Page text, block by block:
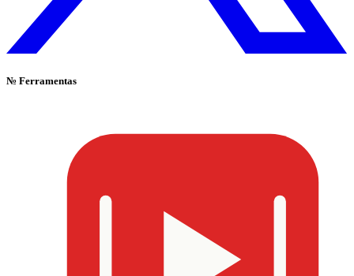
№ Ferramentas